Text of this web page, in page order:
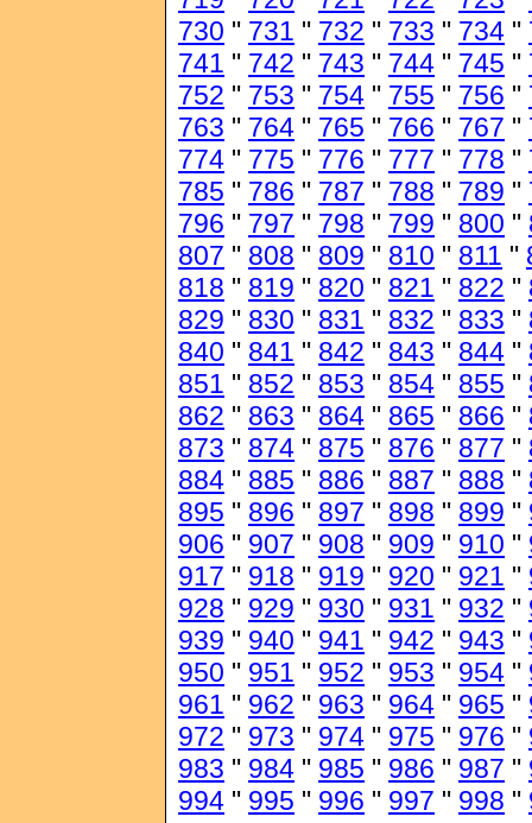
730 " 731 " 732 " 733 " 734 "
741 " 742 " 743 " 744 " 745 "
752 " 753 " 754 " 755 " 756 "
763 " 764 " 765 " 766 " 767 "
774 " 775 " 776 " 777 " 778 "
785 " 786 " 787 " 788 " 789 "
796 " 797 " 798 " 799 " 800 "
807 " 808 " 809 " 810 " 811 "
818 " 819 " 820 " 821 " 822 "
829 " 830 " 831 " 832 " 833 "
840 " 841 " 842 " 843 " 844 "
851 " 852 " 853 " 854 " 855 "
862 " 863 " 864 " 865 " 866 "
873 " 874 " 875 " 876 " 877 "
884 " 885 " 886 " 887 " 888 "
895 " 896 " 897 " 898 " 899 "
906 " 907 " 908 " 909 " 910 "
917 " 918 " 919 " 920 " 921 "
928 " 929 " 930 " 931 " 932 "
939 " 940 " 941 " 942 " 943 "
950 " 951 " 952 " 953 " 954 "
961 " 962 " 963 " 964 " 965 "
972 " 973 " 974 " 975 " 976 "
983 " 984 " 985 " 986 " 987 "
994 " 995 " 996 " 997 " 998 "